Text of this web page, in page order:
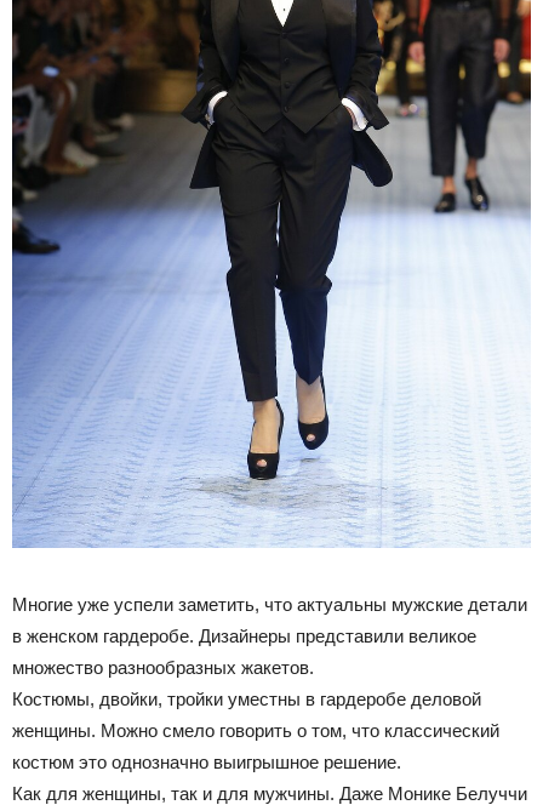
Многие уже успели заметить, что актуальны мужские детали
в женском гардеробе. Дизайнеры представили великое
множество разнообразных жакетов.
Костюмы, двойки, тройки уместны в гардеробе деловой
женщины. Можно смело говорить о том, что классический
костюм это однозначно выигрышное решение.
Как для женщины, так и для мужчины. Даже Монике Белуччи